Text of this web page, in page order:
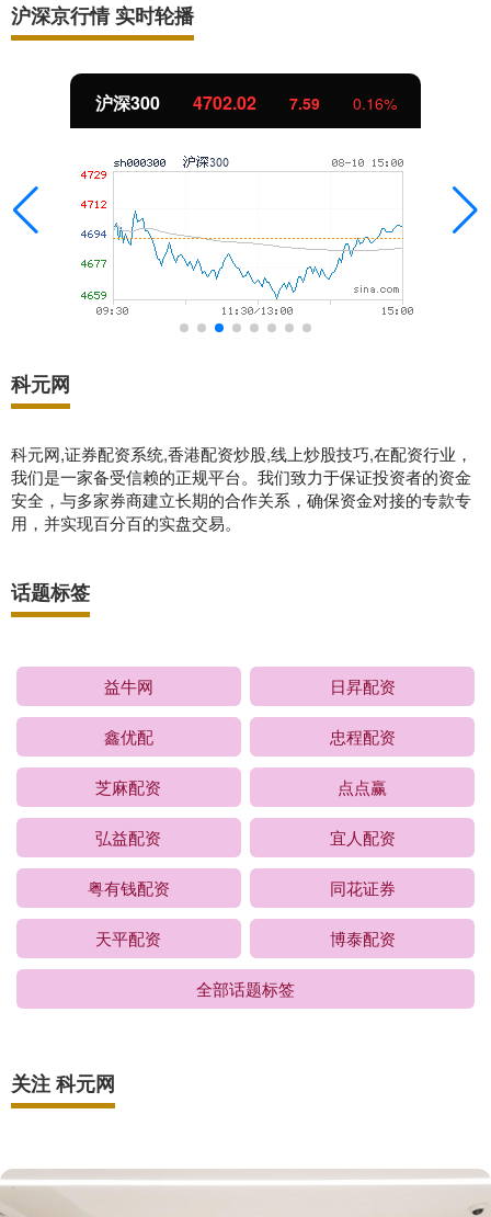
沪深京行情 实时轮播
沪深300 4702.02 7.59 0.16%
科元网
科元网,证券配资系统,香港配资炒股,线上炒股技巧,在配资行业，
我们是一家备受信赖的正规平台。我们致力于保证投资者的资金
安全，与多家券商建立长期的合作关系，确保资金对接的专款专
用，并实现百分百的实盘交易。
话题标签
益牛网 日昇配资
鑫优配 忠程配资
芝麻配资 点点赢
弘益配资 宜人配资
粤有钱配资 同花证券
天平配资 博泰配资
全部话题标签
关注 科元网